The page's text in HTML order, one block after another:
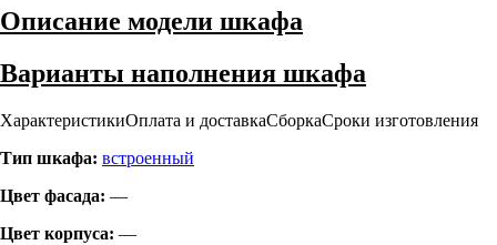
Описание модели шкафа
Варианты наполнения шкафа
ХарактеристикиОплата и доставкаСборкаСроки изготовления
Тип шкафа: встроенный
Цвет фасада: —
Цвет корпуса: —